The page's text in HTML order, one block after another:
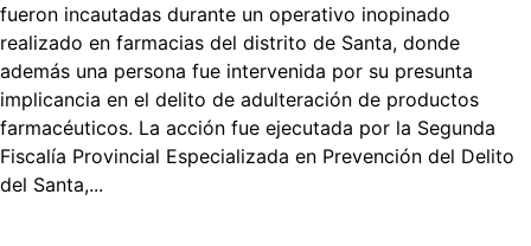
fueron incautadas durante un operativo inopinado
realizado en farmacias del distrito de Santa, donde
además una persona fue intervenida por su presunta
implicancia en el delito de adulteración de productos
farmacéuticos. La acción fue ejecutada por la Segunda
Fiscalía Provincial Especializada en Prevención del Delito
del Santa,...